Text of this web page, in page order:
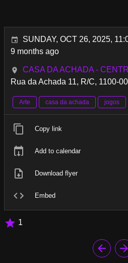
SUNDAY, OCT 26, 2025,
9 months ago
CASA DA ACHADA -
Rua da Achada 11, R/C, 1100-
Arte casa da achada jogos
Copy link
Add to calendar
Download flyer
Embed
1